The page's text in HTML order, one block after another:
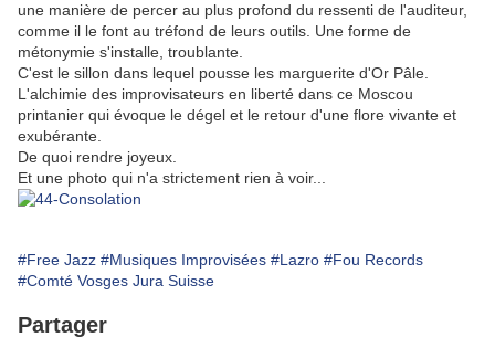
une manière de percer au plus profond du ressenti de l'auditeur,
comme il le font au tréfond de leurs outils. Une forme de
métonymie s'installe, troublante.
C'est le sillon dans lequel pousse les marguerite d'Or Pâle.
L'alchimie des improvisateurs en liberté dans ce Moscou
printanier qui évoque le dégel et le retour d'une flore vivante et
exubérante.
De quoi rendre joyeux.
Et une photo qui n'a strictement rien à voir...
#Free Jazz #Musiques Improvisées #Lazro #Fou Records
#Comté Vosges Jura Suisse
Partager